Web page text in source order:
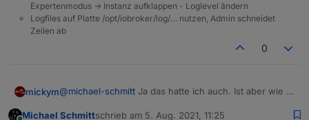
Expertenmodus -> Instanz aufklappen - Loglevel ändern
Logfiles auf Platte /opt/iobroker/log/… nutzen, Admin schneidet
Zeilen ab
0
mickym@michael-schmitt Ja das hatte ich auch. Ist aber wie in
Michael Schmittschrieb am 5. Aug. 2021, 11:25